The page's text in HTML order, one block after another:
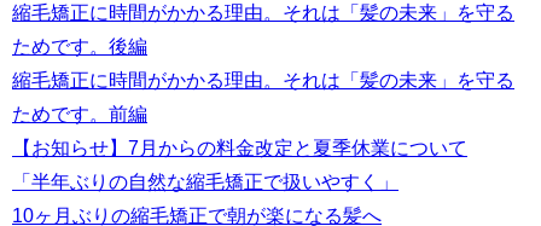
縮毛矯正に時間がかかる理由。それは「髪の未来」を守る
ためです。後編
縮毛矯正に時間がかかる理由。それは「髪の未来」を守る
ためです。前編
【お知らせ】7月からの料金改定と夏季休業について
「半年ぶりの自然な縮毛矯正で扱いやすく」
10ヶ月ぶりの縮毛矯正で朝が楽になる髪へ